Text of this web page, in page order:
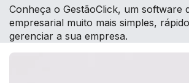
Conheça o GestãoClick, um software
empresarial muito mais simples,
gerenciar a sua empresa.